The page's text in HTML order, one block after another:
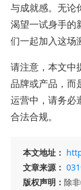
与成就感。无论
渴望一试身手的
们一起加入这场
请注意，本文中
品牌或产品，而
运营中，请务必
合法合规。
本文地址：
文章来源：
版权声明： 除